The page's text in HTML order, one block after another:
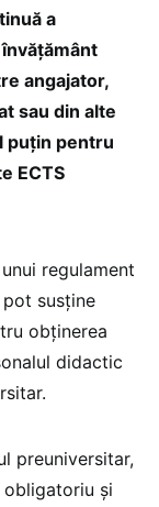
a
angajator,
sau din alte
puțin pentru
ECTS
regulament
susține
obținerea
didactic
preuniversitar,
și